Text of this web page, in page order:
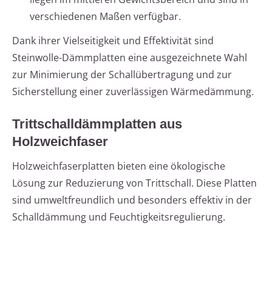
verschiedenen Maßen verfügbar.
Dank ihrer Vielseitigkeit und Effektivität sind
Steinwolle-Dämmplatten eine ausgezeichnete Wahl
zur Minimierung der Schallübertragung und zur
Sicherstellung einer zuverlässigen Wärmedämmung.
Trittschalldämmplatten aus
Holzweichfaser
Holzweichfaserplatten bieten eine ökologische
Lösung zur Reduzierung von Trittschall. Diese Platten
sind umweltfreundlich und besonders effektiv in der
Schalldämmung und Feuchtigkeitsregulierung.